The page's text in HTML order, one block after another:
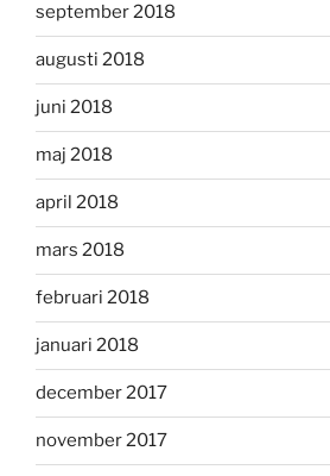
september 2018
augusti 2018
juni 2018
maj 2018
april 2018
mars 2018
februari 2018
januari 2018
december 2017
november 2017